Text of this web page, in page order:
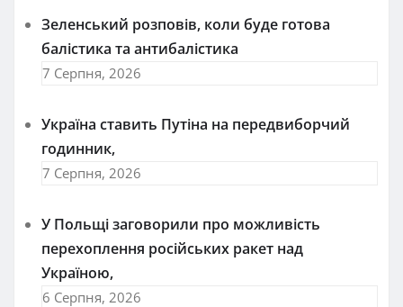
Зеленський розповів, коли буде готова
балістика та антибалістика
7 Серпня, 2026
Україна ставить Путіна на передвиборчий
годинник,
7 Серпня, 2026
У Польщі заговорили про можливість
перехоплення російських ракет над
Україною,
6 Серпня, 2026